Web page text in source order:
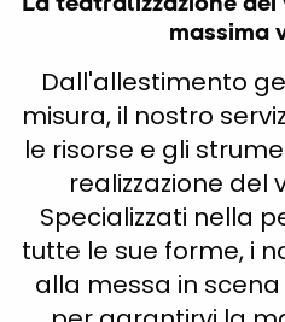
massima
Dall'allestimento
misura, il nostro
le risorse e gli
realizzazione del
Specializzati nella
tutte le sue forme, i
alla messa in